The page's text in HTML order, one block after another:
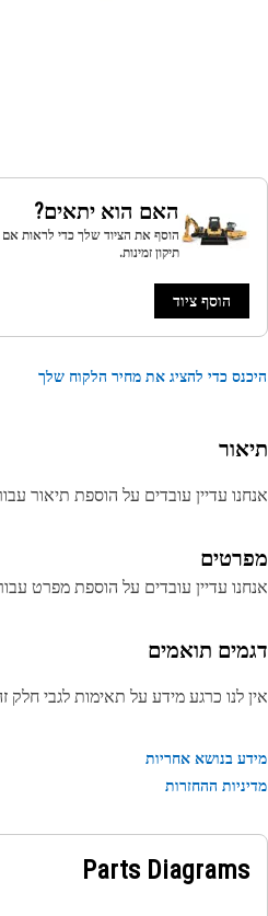
האם הוא יתאים?
הוסף את הציוד שלך כדי לראות אם
תיקון זמינות.
הוסף ציוד
כדי להציג את מחיר הלקוח שלך
עדיין עובדים על הוספת תיאור עבור
עדיין עובדים על הוספת מפרט עבור
תואמים
לנו כרגע מידע על תאימות לגבי חלק זה.
בנושא אחריות
ההחזרות
Parts Diagrams